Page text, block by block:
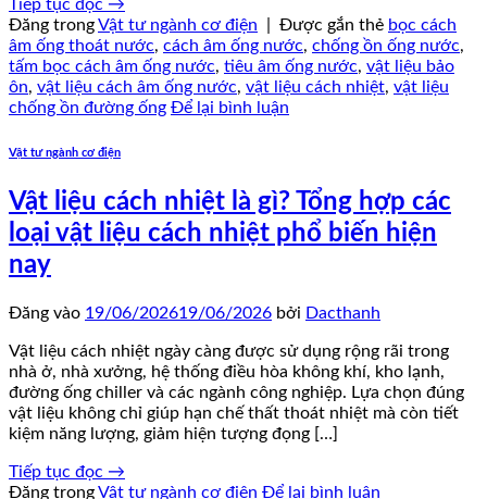
Tiếp tục đọc →
Đăng trongVật tư ngành cơ điện Được gắn thẻ bọc cách
âm ống thoát nước, cách âm ống nước, chống ồn ống nước,
tấm bọc cách âm ống nước, tiêu âm ống nước, vật liệu bảo
ôn, vật liệu cách âm ống nước, vật liệu cách nhiệt, vật liệu
chống ồn đường ống Để lại bình luận
Vật tư ngành cơ điện
Vật liệu cách nhiệt là gì? Tổng hợp các
loại vật liệu cách nhiệt phổ biến hiện
nay
Đăng vào 19/06/202619/06/2026 bởi Dacthanh
Vật liệu cách nhiệt ngày càng được sử dụng rộng rãi trong
nhà ở, nhà xưởng, hệ thống điều hòa không khí, kho lạnh,
đường ống chiller và các ngành công nghiệp. Lựa chọn đúng
vật liệu không chỉ giúp hạn chế thất thoát nhiệt mà còn tiết
kiệm năng lượng, giảm hiện tượng đọng […]
Tiếp tục đọc →
Đăng trongVật tư ngành cơ điện Để lại bình luận